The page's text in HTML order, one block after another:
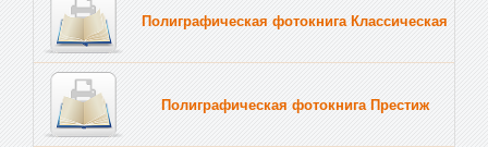
Полиграфическая фотокнига Классическая
Полиграфическая фотокнига Престиж